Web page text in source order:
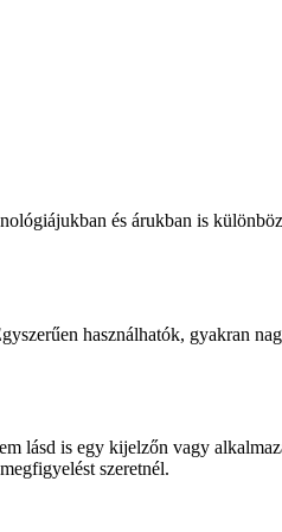
és árukban is
használhatók, gyakran
lásd is egy kijelzőn vagy
szeretnél.